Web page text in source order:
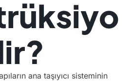
ana taşıyıcı sisteminin